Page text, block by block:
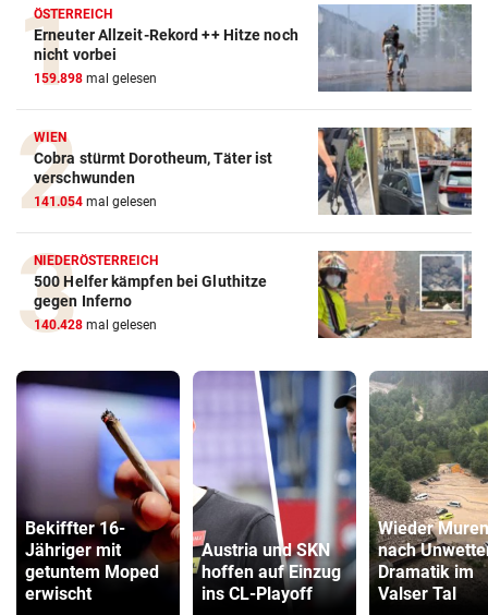
ÖSTERREICH
Erneuter Allzeit-Rekord ++ Hitze noch
nicht vorbei
159.898 mal gelesen
WIEN
Cobra stürmt Dorotheum, Täter ist
verschwunden
141.054 mal gelesen
NIEDERÖSTERREICH
500 Helfer kämpfen bei Gluthitze
gegen Inferno
140.428 mal gelesen
Bekiffter 16-
Jähriger mit
getuntem Moped
erwischt
Austria und SKN
hoffen auf Einzug
ins CL-Playoff
Wieder Muren
nach
Dramatik im
Valser Tal